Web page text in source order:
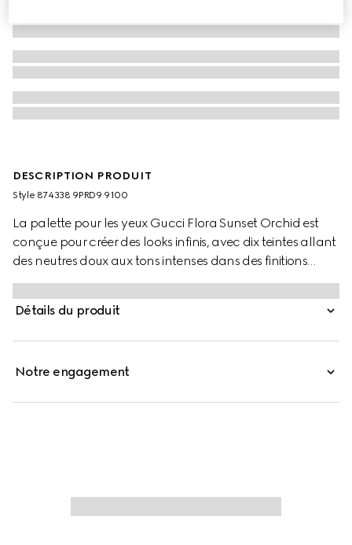
DESCRIPTION PRODUIT
Style ‎874338 9PRD9 9100
La palette pour les yeux Gucci Flora Sunset Orchid est
conçue pour créer des looks infinis, avec dix teintes allant
des neutres doux aux tons intenses dans des finitions
mates, satinées et chatoyantes. Chaque formule offre
une couleur riche et longue tenue. Les teintes mates
offrent une texture onctueuse et modulable, les teintes
sensation crémeuse. La palette est logée dans un étui
Détails du produit
Notre engagement